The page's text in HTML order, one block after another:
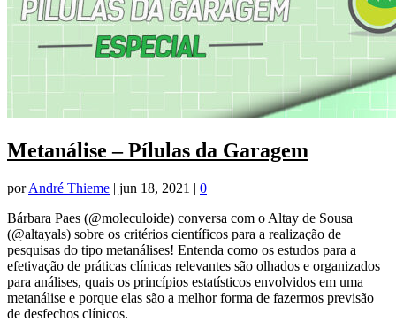
Metanálise – Pílulas da Garagem
porAndré Thieme | jun 18, 2021 | 0
Bárbara Paes (@moleculoide) conversa com o Altay de Sousa
(@altayals) sobre os critérios científicos para a realização de
pesquisas do tipo metanálises! Entenda como os estudos para a
efetivação de práticas clínicas relevantes são olhados e organizados
para análises, quais os princípios estatísticos envolvidos em uma
metanálise e porque elas são a melhor forma de fazermos previsão
de desfechos clínicos.